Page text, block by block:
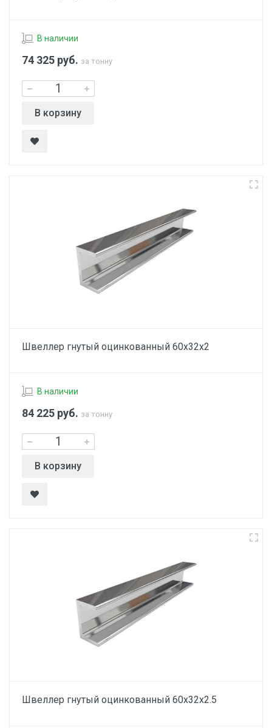
В наличии
74 325 руб. за тонну
В корзину
Швеллер гнутый оцинкованный 60х32х2
В наличии
84 225 руб. за тонну
В корзину
Швеллер гнутый оцинкованный 60х32х2.5